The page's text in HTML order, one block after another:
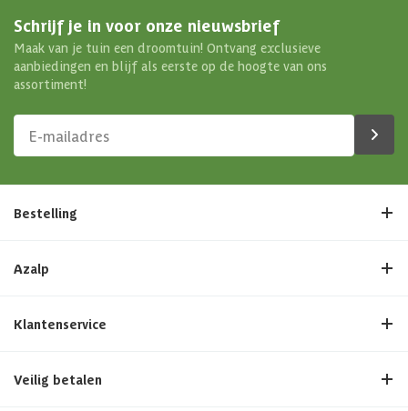
Schrijf je in voor onze nieuwsbrief
Maak van je tuin een droomtuin! Ontvang exclusieve
aanbiedingen en blijf als eerste op de hoogte van ons
assortiment!
Bestelling
Azalp
Klantenservice
Veilig betalen